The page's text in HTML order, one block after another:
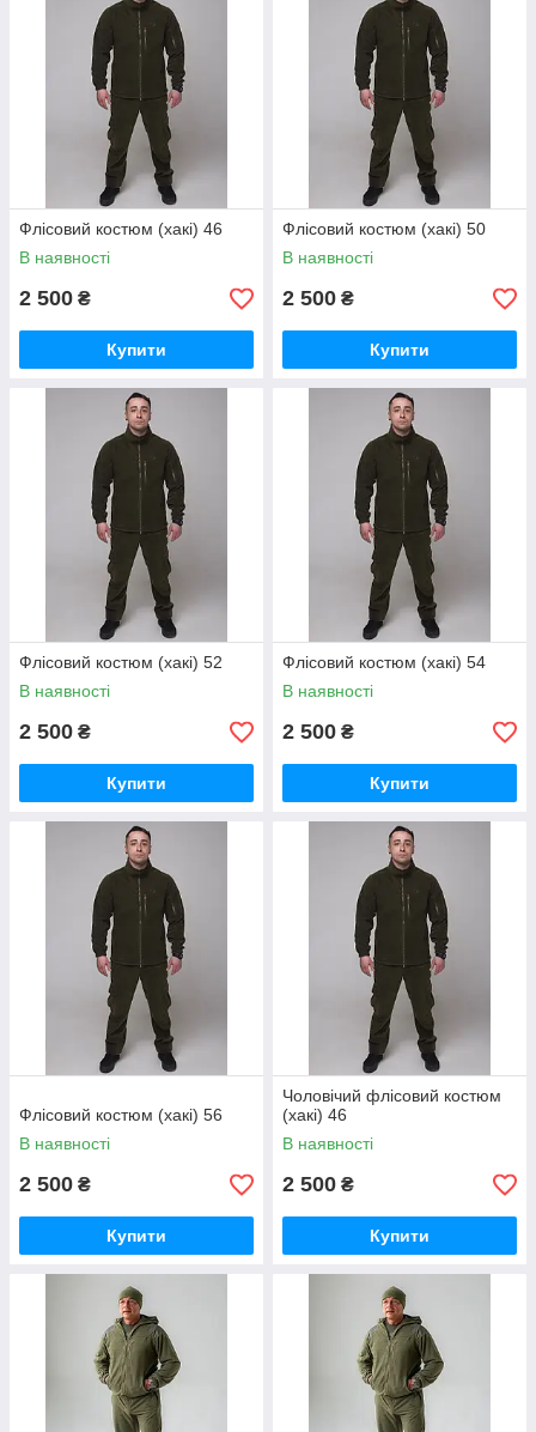
Флісовий костюм (хакі) 46
В наявності
2 500 ₴
Купити
Флісовий костюм (хакі) 50
В наявності
2 500 ₴
Купити
Флісовий костюм (хакі) 52
В наявності
2 500 ₴
Купити
Флісовий костюм (хакі) 54
В наявності
2 500 ₴
Купити
Флісовий костюм (хакі) 56
В наявності
2 500 ₴
Купити
Чоловічий флісовий костюм
(хакі) 46
В наявності
2 500 ₴
Купити